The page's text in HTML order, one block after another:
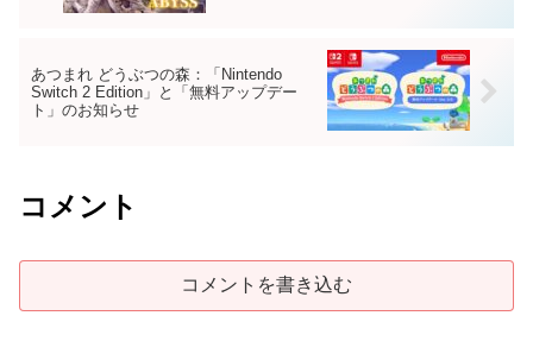
あつまれ どうぶつの森：「Nintendo
Switch 2 Edition」と「無料アップデー
ト」のお知らせ
コメント
コメントを書き込む